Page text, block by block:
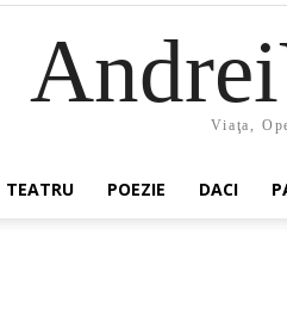
Viaţa,
TEATRU POEZIE DACI